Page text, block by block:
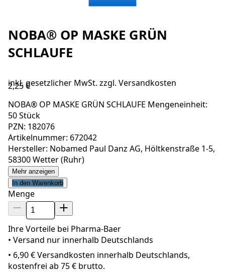
NOBA® OP MASKE GRÜN
SCHLAUFE
inkl. gesetzlicher MwSt. zzgl. Versandkosten
2,25 €
NOBA® OP MASKE GRÜN SCHLAUFE Mengeneinheit:
50 Stück
PZN: 182076
Artikelnummer: 672042
Hersteller: Nobamed Paul Danz AG, Höltkenstraße 1-5,
58300 Wetter (Ruhr)
Mehr anzeigen
In den Warenkorb
Menge
Ihre Vorteile bei Pharma-Baer
• Versand nur innerhalb Deutschlands
• 6,90 € Versandkosten innerhalb Deutschlands,
kostenfrei ab 75 € brutto.